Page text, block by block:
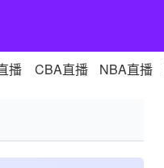
播 CBA直播 NBA直播